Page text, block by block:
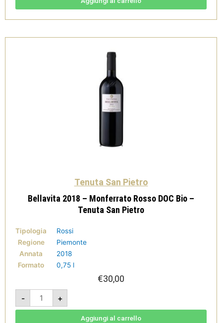
-
Pietro
Tenuta San Pietro
Bellavita 2018 – Monferrato Rosso DOC Bio –
Tenuta San Pietro
Tipologia
Rossi
Regione
Piemonte
Annata
2018
Formato
0,75 l
€30,00
-
Bellavita
2018
-
Monferrato
+
Aggiungi al carrello